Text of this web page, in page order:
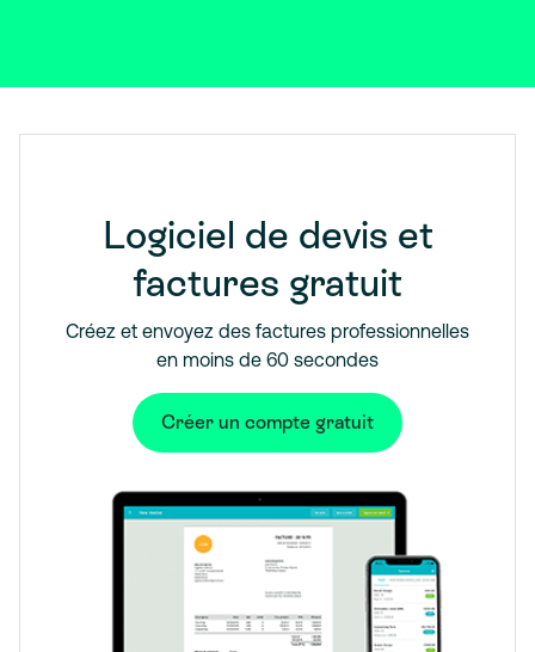
Logiciel de devis et
factures gratuit
Créez et envoyez des factures professionnelles
en moins de 60 secondes
Créer un compte gratuit